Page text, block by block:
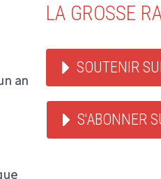
an
LA GROSSE
SOUTENIR
S'ABONNER